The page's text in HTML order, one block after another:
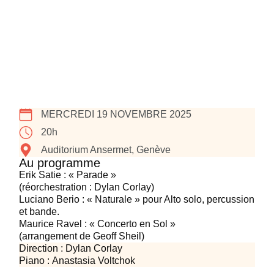
MERCREDI 19 NOVEMBRE 2025
20h
Auditorium Ansermet, Genève
Au programme
Erik Satie : « Parade »
(réorchestration : Dylan Corlay)
Luciano Berio : « Naturale » pour Alto solo, percussion
et bande.
Maurice Ravel : « Concerto en Sol »
(arrangement de Geoff Sheil)
Direction : Dylan Corlay
Piano :Anastasia Voltchok